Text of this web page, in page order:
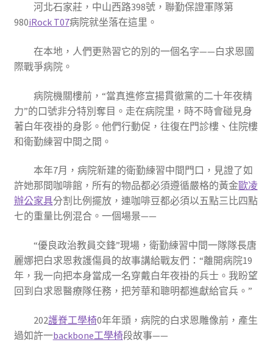
河北石家莊，中山西路398號，聯勤保證軍隊第
980iRock T07病院就坐落在這里。
在本地，人們更熟習它的別的一個名字——白求恩國
際戰爭病院。
病院機關樓前，“當真進修宣揚貫徹黨的二十年夜精
力”的口號非分特別奪目。走在病院里，時不時會碰見身
著白年夜褂的身影。他們行動促，往復在門診樓、住院樓
和衛勤練習中間之間。
本年7月，病院新建的衛勤練習中間門口，見證了如
許她那間咖啡館，所有的物品都必須遵循嚴格的黃金歐凌
辦公家具分割比例擺放，連咖啡豆都必須以五點三比四點
七的重量比例混合。一個場景——
“優良政治教員交鋒”現場，衛勤練習中間一隊隊長唐
麗娜把白求恩救護傷員的故事講給戰友們：“離開病院19
年，我一向把本身當成一名穿戴白年夜褂的兵士。我盼望
回到白求恩醫療隊任務，把芳華和聰明都進獻給官兵。”
202護脊工學椅0年年頭，病院的白求恩雕像前，產生
過如許一backbone工學椅段故事——